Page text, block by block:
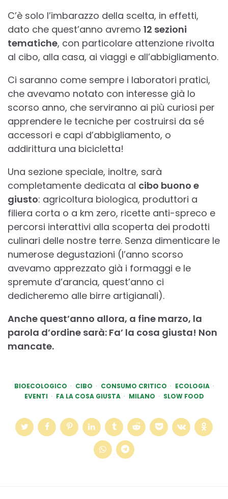
C’è solo l’imbarazzo della scelta, in effetti,
dato che quest’anno avremo 12 sezioni
tematiche, con particolare attenzione rivolta
al cibo, alla casa, ai viaggi e all’abbigliamento.
Ci saranno come sempre i laboratori pratici,
che avevamo notato con interesse già lo
scorso anno, che serviranno ai più curiosi per
apprendere le tecniche per costruirsi da sé
accessori e capi d’abbigliamento, o
addirittura una bicicletta!
Una sezione speciale, inoltre, sarà
completamente dedicata al cibo buono e
giusto: agricoltura biologica, produttori a
filiera corta o a km zero, ricette anti-spreco e
percorsi interattivi alla scoperta dei prodotti
culinari delle nostre terre. Senza dimenticare le
numerose degustazioni (l’anno scorso
avevamo apprezzato già i formaggi e le
spremute d’arancia, quest’anno ci
dedicheremo alle birre artigianali).
Anche quest’anno allora, a fine marzo, la
parola d’ordine sarà: Fa’ la cosa giusta! Non
mancate.
BIOECOLOGICO CIBO CONSUMO CRITICO
ECOLOGIA
EVENTI
FA LA COSA GIUSTA MILANO SLOW FOOD